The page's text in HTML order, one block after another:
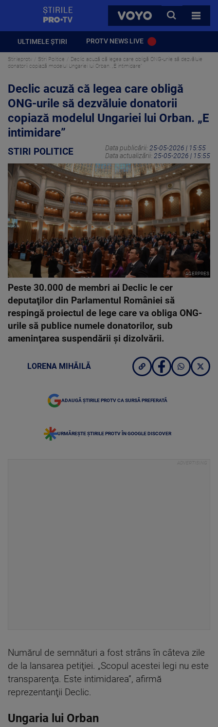
VOYO
CAUTA
TOATE
ULTIMELE ȘTIRI PROTV NEWS LIVE
Stirileprotv Stiri Politice
Declic acuză că legea care obligă ONG-urile să dezvăluie
donatorii copiază modelul Ungariei lui Orban. „E intimidare”
Declic acuză că legea care obligă
ONG-urile să dezvăluie donatorii
copiază modelul Ungariei lui Orban. „E
intimidare”
STIRI POLITICE Data publicării: 25-05-2026 | 15:55
Data actualizării: 25-05-2026 | 15:55
AGERPRES
Peste 30.000 de membri ai Declic le cer
deputaţilor din Parlamentul României să
respingă proiectul de lege care va obliga ONG-
urile să publice numele donatorilor, sub
ameninţarea suspendării şi dizolvării.
LORENA MIHĂILĂ
ADAUGĂ ȘTIRILE PROTV CA SURSĂ PREFERATĂ
URMĂREȘTE ȘTIRILE PROTV ÎN GOOGLE DISCOVER
Numărul de semnături a fost strâns în câteva zile
de la lansarea petiţiei. „Scopul acestei legi nu este
transparenţa. Este intimidarea”, afirmă
reprezentanţii Declic.
Ungaria lui Orban